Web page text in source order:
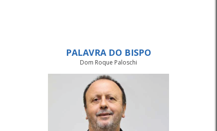
PALAVRA DO BISPO
Dom Roque Paloschi